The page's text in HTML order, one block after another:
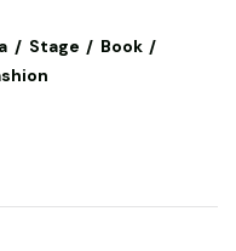
Stage
Book